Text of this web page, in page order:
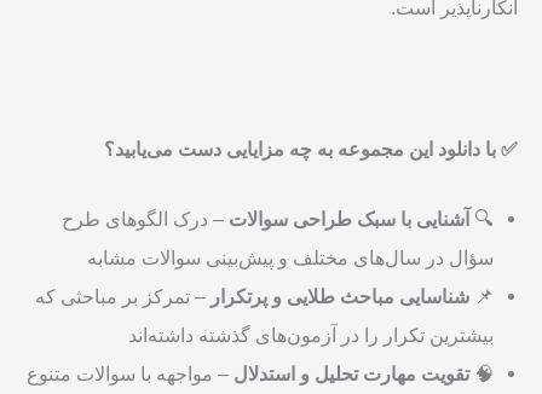
انکارناپذیر است.
✅ با دانلود این مجموعه به چه مزایایی دست می‌یابید؟
🔍 آشنایی با سبک طراحی سوالات – درک الگوهای طرح
سؤال در سال‌های مختلف و پیش‌بینی سوالات مشابه
📌 شناسایی مباحث طلایی و پرتکرار – تمرکز بر مباحثی که
بیشترین تکرار را در آزمون‌های گذشته داشته‌اند
🧠تقویت مهارت تحلیل و استدلال – مواجهه با سوالات متنوع